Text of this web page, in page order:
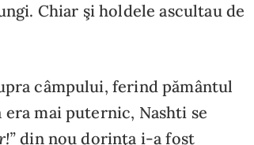
Chiar şi holdele ascultau de
câmpului, ferind pământul
mai puternic, Nashti se
din nou dorinţa i-a fost